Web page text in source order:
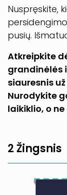
Nuspręskite,
pusių.
Atkreipkite
grandinėlės
siauresnis
Nurodykite
laikiklio, o
2 Žingsnis